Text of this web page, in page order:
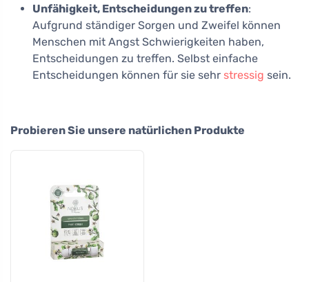
Unfähigkeit, Entscheidungen zu treffen:
Aufgrund ständiger Sorgen und Zweifel können
Menschen mit Angst Schwierigkeiten haben,
Entscheidungen zu treffen. Selbst einfache
Entscheidungen können für sie sehr stressig sein.
Probieren Sie unsere natürlichen Produkte